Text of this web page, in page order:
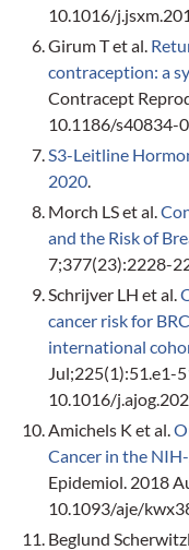
10.1016/
Girum T et al.
contraception: a
Contracept
10.1186/s40834-
S3-Leitline
2020
Morch LS et al.
and the Risk of
7;377(23):2228-
Schrijver LH et al.
cancer risk for
international
Jul;225(1):51.e1-
10.1016/
Amichels K et al.
Cancer in the
Epidemiol. 2018
10.1093/aje/
Beglund Scherwitzl